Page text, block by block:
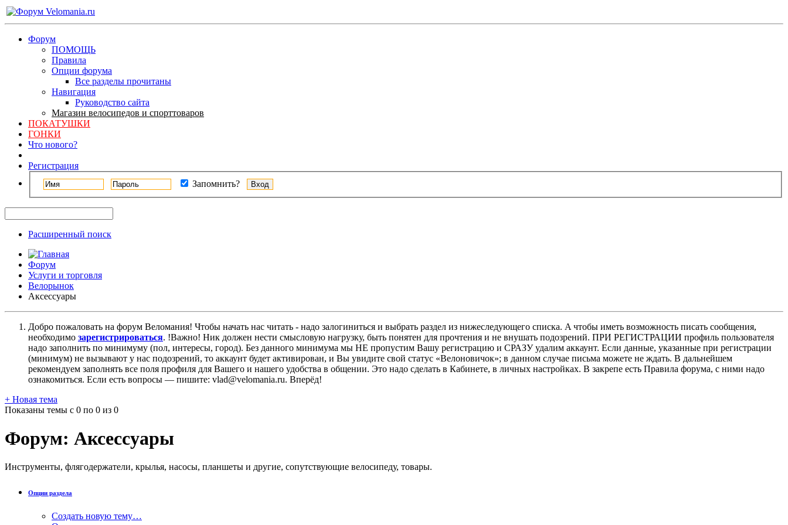
Форум
ПОМОЩЬ
Правила
Опции форума
Все разделы прочитаны
Навигация
Руководство сайта
Магазин велосипедов и спорттоваров
ПОКАТУШКИ
ГОНКИ
Что нового?
Регистрация
Запомнить?
Расширенный поиск
Форум
Услуги и торговля
Велорынок
Aксессуары
Добро пожаловать на форум Веломания! Чтобы начать нас читать - надо залогиниться и выбрать раздел из нижеследующего списка. A чтобы иметь возможность писать сообщения,
необходимо зарегистрироваться. !Важно! Ник должен нести смысловую нагрузку, быть понятен для прочтения и не внушать подозрений. ПРИ РЕГИСТРАЦИИ профиль пользователя
надо заполнить по минимуму (пол, интересы, город). Без данного минимума мы НЕ пропустим Вашу регистрацию и СРАЗУ удалим аккаунт. Если данные, указанные при регистрации
(минимум) не вызывают у нас подозрений, то аккаунт будет активирован, и Вы увидите свой статус «Велоновичок»; в данном случае письма можете не ждать. В дальнейшем
рекомендуем заполнять все поля профиля для Вашего и нашего удобства в общении. Это надо сделать в Кабинете, в личных настройках. В закрепе есть Правила форума, с ними надо
ознакомиться. Если есть вопросы — пишите: vlad@velomania.ru. Вперёд!
+ Новая тема
Показаны темы с 0 по 0 из 0
Форум: Aксессуары
Инструменты, флягодержатели, крылья, насосы, планшеты и другие, сопутствующие велосипеду, товары.
Опции раздела
Создать новую тему…